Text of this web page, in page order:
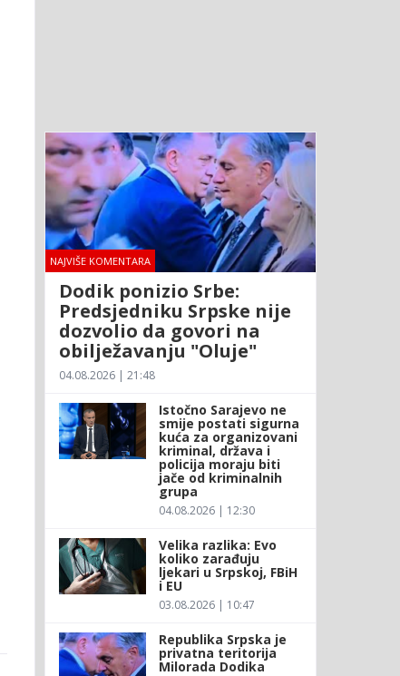
NAJVIŠE KOMENTARA
Dodik ponizio Srbe:
Predsjedniku Srpske nije
dozvolio da govori na
obilježavanju "Oluje"
04.08.2026 | 21:48
Istočno Sarajevo ne
smije postati sigurna
kuća za organizovani
kriminal, država i
policija moraju biti
jače od kriminalnih
grupa
04.08.2026 | 12:30
Velika razlika: Evo
koliko zarađuju
ljekari u Srpskoj, FBiH
i EU
03.08.2026 | 10:47
Republika Srpska je
privatna teritorija
Milorada Dodika